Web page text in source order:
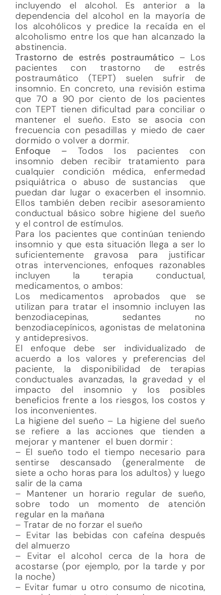
incluyendo el alcohol. Es anterior a la
dependencia del alcohol en la mayoría de
los alcohólicos y predice la recaída en el
alcoholismo entre los que han alcanzado la
abstinencia.
Trastorno de estrés postraumático – Los
pacientes con trastorno de estrés
postraumático (TEPT) suelen sufrir de
insomnio. En concreto, una revisión estima
que 70 a 90 por ciento de los pacientes
con TEPT tienen dificultad para conciliar o
mantener el sueño. Esto se asocia con
frecuencia con pesadillas y miedo de caer
dormido o volver a dormir.
Enfoque – Todos los pacientes con
insomnio deben recibir tratamiento para
cualquier condición médica, enfermedad
psiquiátrica o abuso de sustancias que
puedan dar lugar o exacerben el insomnio.
Ellos también deben recibir asesoramiento
conductual básico sobre higiene del sueño
y el control de estímulos.
Para los pacientes que continúan teniendo
insomnio y que esta situación llega a ser lo
suficientemente gravosa para justificar
otras intervenciones, enfoques razonables
incluyen la terapia conductual,
medicamentos, o ambos:
Los medicamentos aprobados que se
utilizan para tratar el insomnio incluyen las
benzodiacepinas, sedantes no
benzodiacepínicos, agonistas de melatonina
y antidepresivos.
El enfoque debe ser individualizado de
acuerdo a los valores y preferencias del
paciente, la disponibilidad de terapias
conductuales avanzadas, la gravedad y el
impacto del insomnio y los posibles
beneficios frente a los riesgos, los costos y
los inconvenientes.
La higiene del sueño – La higiene del sueño
se refiere a las acciones que tienden a
mejorar y mantener el buen dormir :
– El sueño todo el tiempo necesario para
sentirse descansado (generalmente de
siete a ocho horas para los adultos) y luego
salir de la cama
– Mantener un horario regular de sueño,
sobre todo un momento de atención
regular en la mañana
– Tratar de no forzar el sueño
– Evitar las bebidas con cafeína después
del almuerzo
– Evitar el alcohol cerca de la hora de
acostarse (por ejemplo, por la tarde y por
la noche)
– Evitar fumar u otro consumo de nicotina,